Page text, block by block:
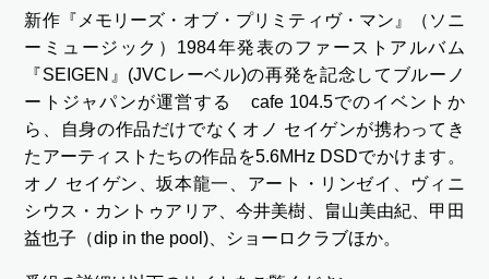
新作『メモリーズ・オブ・プリミティヴ・マン』（ソニ
ーミュージック）1984年発表のファーストアルバム
『SEIGEN』(JVCレーベル)の再発を記念してブルーノ
ートジャパンが運営する cafe 104.5でのイベントか
ら、自身の作品だけでなくオノ セイゲンが携わってき
たアーティストたちの作品を5.6MHz DSDでかけます。
オノ セイゲン、坂本龍一、アート・リンゼイ、ヴィニ
シウス・カントゥアリア、今井美樹、畠山美由紀、甲田
益也子（dip in the pool)、ショーロクラブほか。